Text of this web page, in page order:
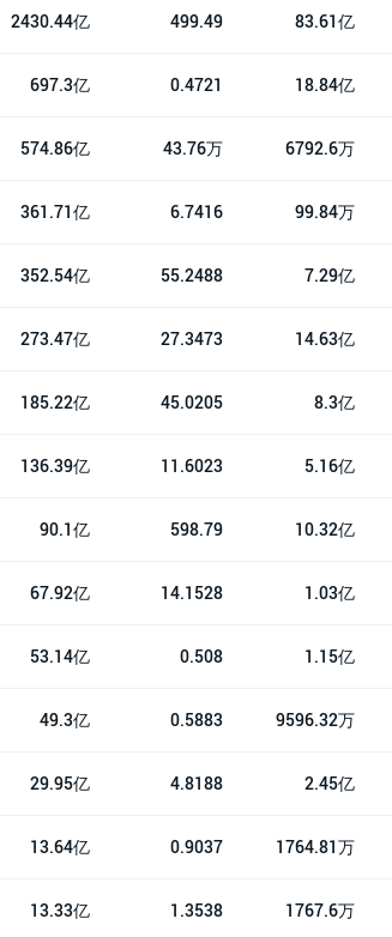
2430.44亿 499.49 83.61亿
697.3亿 0.4721 18.84亿
574.86亿 43.76万 6792.6万
361.71亿 6.7416 99.84万
352.54亿 55.2488 7.29亿
273.47亿 27.3473 14.63亿
185.22亿 45.0205 8.3亿
136.39亿 11.6023 5.16亿
90.1亿 598.79 10.32亿
67.92亿 14.1528 1.03亿
53.14亿 0.508 1.15亿
49.3亿 0.5883 9596.32万
29.95亿 4.8188 2.45亿
13.64亿 0.9037 1764.81万
13.33亿 1.3538 1767.6万